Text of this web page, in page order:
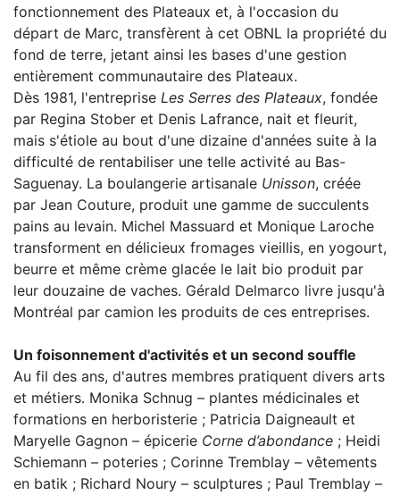
fonctionnement des Plateaux et, à l'occasion du
départ de Marc, transfèrent à cet OBNL la propriété du
fond de terre, jetant ainsi les bases d'une gestion
entièrement communautaire des Plateaux.
Dès 1981, l'entreprise Les Serres des Plateaux, fondée
par Regina Stober et Denis Lafrance, nait et fleurit,
mais s'étiole au bout d'une dizaine d'années suite à la
difficulté de rentabiliser une telle activité au Bas-
Saguenay. La boulangerie artisanale Unisson, créée
par Jean Couture, produit une gamme de succulents
pains au levain. Michel Massuard et Monique Laroche
transforment en délicieux fromages vieillis, en yogourt,
beurre et même crème glacée le lait bio produit par
leur douzaine de vaches. Gérald Delmarco livre jusqu'à
Montréal par camion les produits de ces entreprises.
Un foisonnement d'activités et un second souffle
Au fil des ans, d'autres membres pratiquent divers arts
et métiers. Monika Schnug – plantes médicinales et
formations en herboristerie ; Patricia Daigneault et
Maryelle Gagnon – épicerie Corne d’abondance ; Heidi
Schiemann – poteries ; Corinne Tremblay – vêtements
en batik ; Richard Noury – sculptures ; Paul Tremblay –